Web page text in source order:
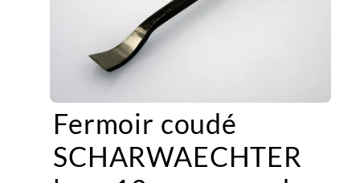
Fermoir coudé
SCHARWAECHTER